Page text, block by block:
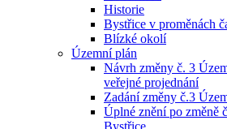
Historie
Bystřice v proměnách
Blízké okolí
Územní plán
Návrh změny č. 3
veřejné projednání
Zadání změny č.3
Úplné znění po změně
Bystřice